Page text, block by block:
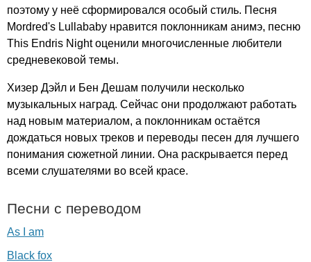
поэтому у неё сформировался особый стиль. Песня
Mordred's Lullababy нравится поклонникам анимэ, песню
This Endris Nightоценили многочисленные любители
средневековой темы.
Хизер Дэйл и Бен Дешам получили несколько
музыкальных наград. Сейчас они продолжают работать
над новым материалом, а поклонникам остаётся
дождаться новых треков и переводы песен для лучшего
понимания сюжетной линии. Она раскрывается перед
всеми слушателями во всей красе.
Песни с переводом
As I am
Black fox